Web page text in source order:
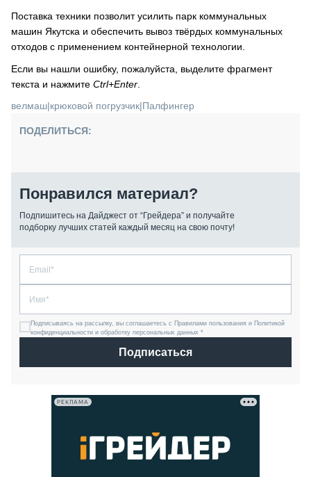
Поставка техники позволит усилить парк коммунальных
машин Якутска и обеспечить вывоз твёрдых коммунальных
отходов с применением контейнерной технологии.
Если вы нашли ошибку, пожалуйста, выделите фрагмент
текста и нажмите Ctrl+Enter
велмаш|крюковой погрузчик|Палфингер
ПОДЕЛИТЬСЯ:
Понравился материал?
Подпишитесь на Дайджест от “Грейдера” и получайте
подборку лучших статей каждый месяц на свою почту!
Подписываясь на рассылку, вы соглашаетесь с Правилами пользования и Политикой
конфиденциальности и обработку персональных данных *
Подписаться
РЕКЛАМА